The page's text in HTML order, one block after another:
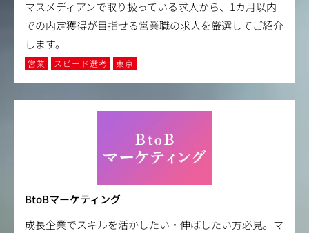
マスメディアンで取り扱っている求人から、1カ月以内
での内定獲得が目指せる営業職の求人を厳選してご紹介
します。
営業 スピード選考 東京
BtoBマーケティング
成長企業でスキルを活かしたい・伸ばしたい方必見。マ